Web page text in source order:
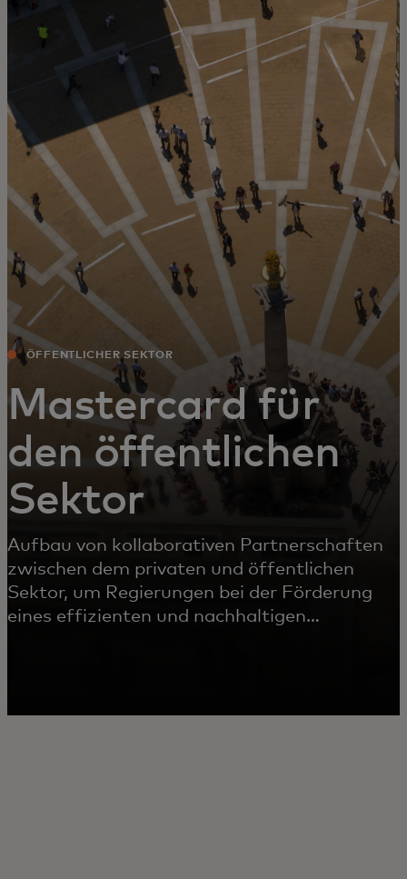
Für Sie
Für Unternehmen
Für die Welt
Für Innovatoren
Neuigkeiten und Trends
ÖFFENTLICHER SEKTOR
Mastercard für
den öffentlichen
Sektor
Aufbau von kollaborativen Partnerschaften
zwischen dem privaten und öffentlichen
Sektor, um Regierungen bei der Förderung
eines effizienten und nachhaltigen